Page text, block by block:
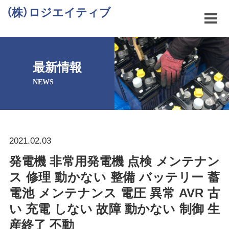
（株）ロジエイティブ
最新情報
NEWS
2021.02.03
発電機 非常用発電機 点検 メンテナン
ス 修理 動かない 整備 バッテリー 蓄
電池 メンテナンス 電圧 異常 AVR 古
い 充電 しない 故障 動かない 制御 生
産終了 不動